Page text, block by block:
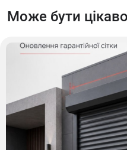
Може бути цікаво